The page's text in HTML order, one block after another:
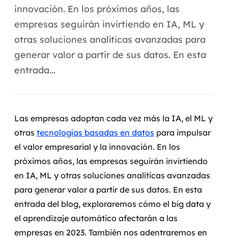
AI Day
Transformar dados em decisão
Data Analytics
Business Intelligence
Data Lakes & Warehouses
Governança de dados
Modernização de aplicações
Desenvolvimento web e mobile
innovación. En los próximos años, las
empresas seguirán invirtiendo en IA, ML y
otras soluciones analíticas avanzadas para
generar valor a partir de sus datos. En esta
entrada...
Las empresas adoptan cada vez más la IA, el ML y
otras tecnologías basadas en datos para impulsar
el valor empresarial y la innovación. En los
próximos años, las empresas seguirán invirtiendo
en IA, ML y otras soluciones analíticas avanzadas
para generar valor a partir de sus datos. En esta
entrada del blog, exploraremos cómo el big data y
el aprendizaje automático afectarán a las
empresas en 2023. También nos adentraremos en